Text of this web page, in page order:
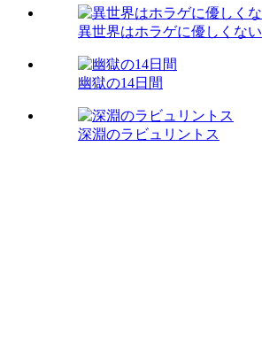
異世界はホラゲに優しくない
幽獄の14日間
深淵のラビュリントス